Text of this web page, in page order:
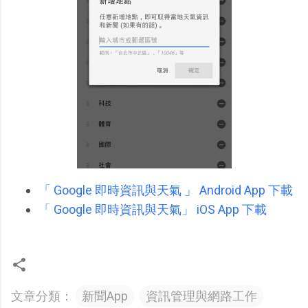
「 Google 即時資訊與天氣 」 Android App 下載
「 Google 即時資訊與天氣」 iOS App 下載
文章分類： 新聞App 資訊管理與網路工作